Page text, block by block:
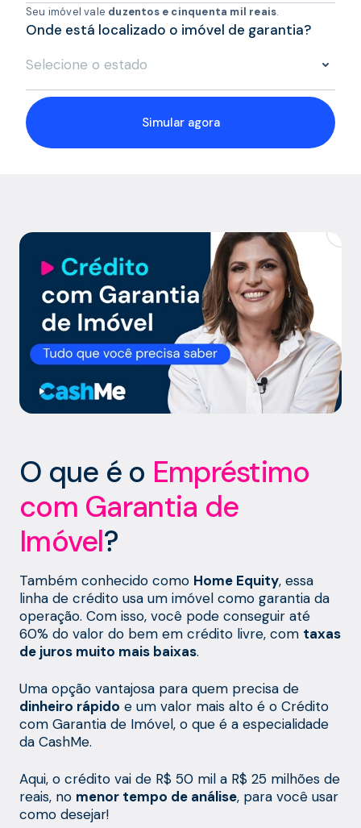
Seu imóvel vale duzentos e cinquenta mil reais.
Onde está localizado o imóvel de garantia?
Selecione o estado
Simular agora
O que é o Empréstimo
com Garantia de
Imóvel?
Também conhecido como Home Equity, essa
linha de crédito usa um imóvel como garantia da
operação. Com isso, você pode conseguir até
60% do valor do bem em crédito livre, com taxas
de juros muito mais baixas.
Uma opção vantajosa para quem precisa de
dinheiro rápido e um valor mais alto é o Crédito
com Garantia de Imóvel, o que é a especialidade
da CashMe.
Aqui, o crédito vai de R$ 50 mil a R$ 25 milhões de
reais, no menor tempo de análise, para você usar
como desejar!